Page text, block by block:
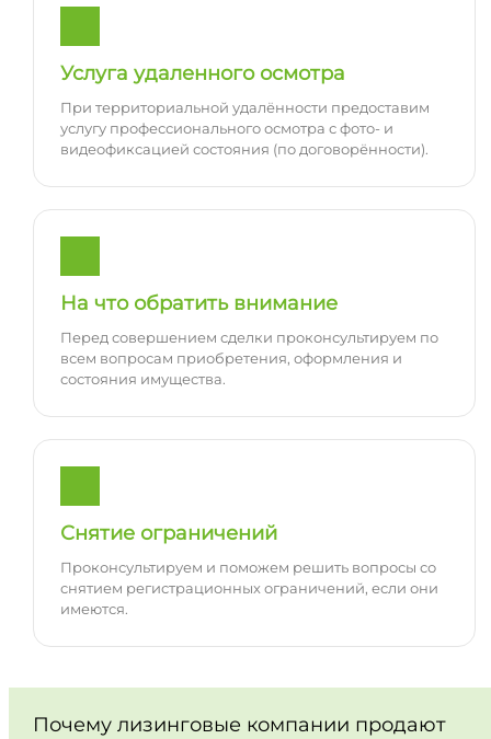
Услуга удаленного осмотра
При территориальной удалённости предоставим
услугу профессионального осмотра с фото- и
видеофиксацией состояния (по договорённости).
На что обратить внимание
Перед совершением сделки проконсультируем по
всем вопросам приобретения, оформления и
состояния имущества.
Снятие ограничений
Проконсультируем и поможем решить вопросы со
снятием регистрационных ограничений, если они
имеются.
Почему лизинговые компании продают